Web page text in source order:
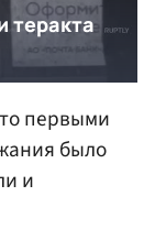
первыми
было
и